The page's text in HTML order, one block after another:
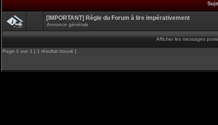
[IMPORTANT] Règle du Forum à lire impérativement
Annonce générale
Afficher les messages
Page 1 sur 1 [ 1 résultat trouvé ]